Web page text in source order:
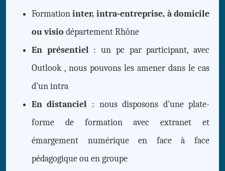
Formationinter, intra-entreprise, à domicile
ou visio département Rhône
En présentiel: un pc par participant, avec
Outlook , nous pouvons les amener dans le cas
d'un intra
En distanciel : nous disposons d'une plate-
forme de formation avec extranet et
émargement numérique en face à face
pédagogique ou en groupe